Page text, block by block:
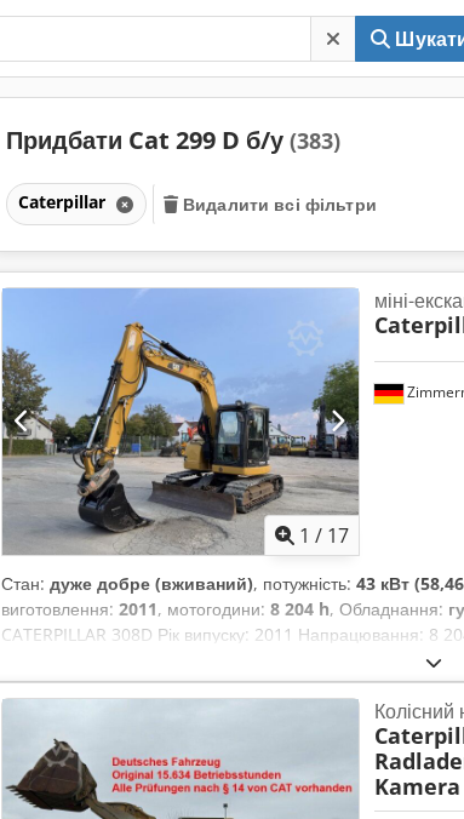
Придбати Cat 299 D б/у (383)
Caterpillar Видалити всі фільтри
1 / 17
міні-
Стан: дуже добре (вживаний), потужність: 43 кВт
виготовлення: 2011, мотогодини: 8 204 h, Обладнання:
CATERPILLAR 308D Рік випуску: 2011 Напрацювання: 8
Моностріла Довжина стріли: 2,20 м Csdezrt Amopfx
гідромолота, грейфера, ножиць Система швидкої
ходової частини приблизно 60% Опорні пластини
потужністю 43 кВт Сертифікат CE Робоча вага: 8,5 тонни.
Kamera